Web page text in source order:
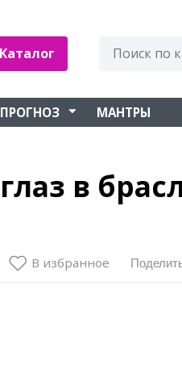
Каталог
ПРОГНОЗ МАНТРЫ
в
В избранное